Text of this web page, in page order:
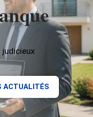
judicieux
ACTUALITÉS